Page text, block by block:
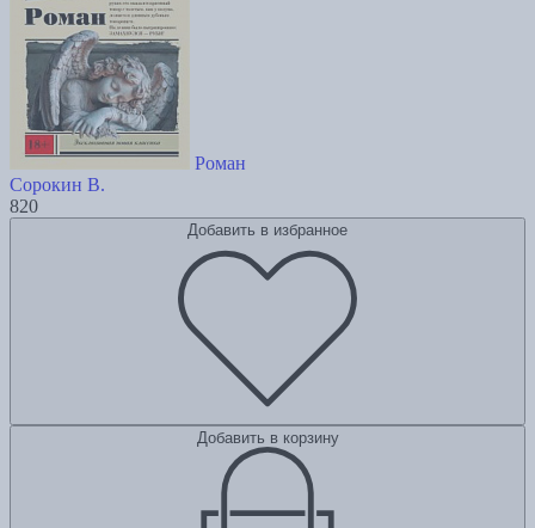
Роман
Сорокин В.
820
Добавить в избранное
Добавить в корзину